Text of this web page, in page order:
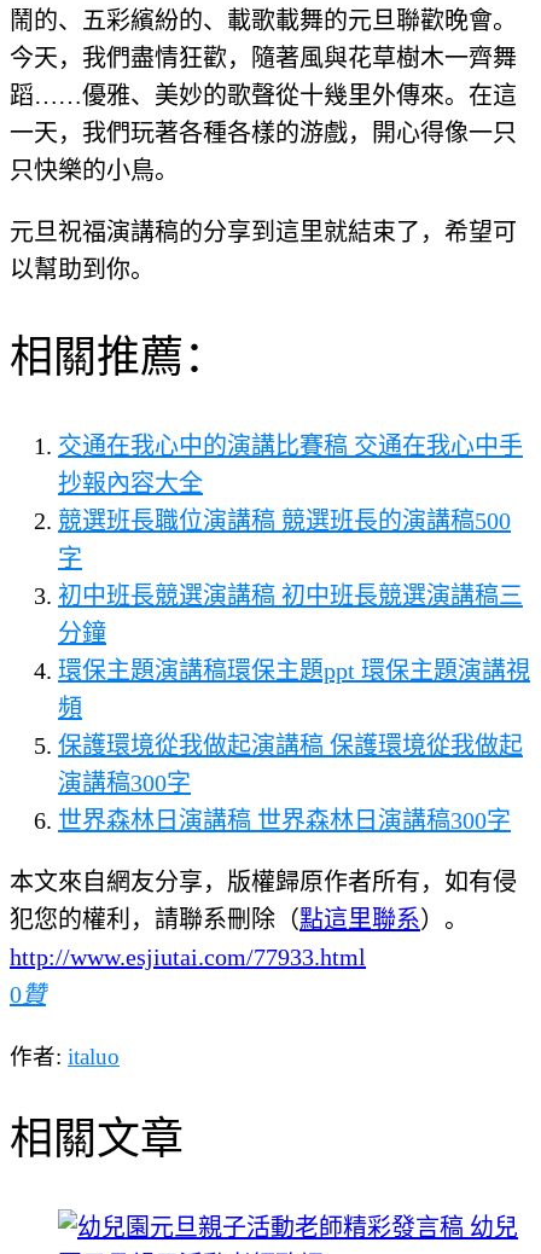
鬧的、五彩繽紛的、載歌載舞的元旦聯歡晚會。
今天，我們盡情狂歡，隨著風與花草樹木一齊舞
蹈……優雅、美妙的歌聲從十幾里外傳來。在這
一天，我們玩著各種各樣的游戲，開心得像一只
只快樂的小鳥。
元旦祝福演講稿的分享到這里就結束了，希望可
以幫助到你。
相關推薦：
交通在我心中的演講比賽稿 交通在我心中手
抄報內容大全
競選班長職位演講稿 競選班長的演講稿500
字
初中班長競選演講稿 初中班長競選演講稿三
分鐘
環保主題演講稿環保主題ppt 環保主題演講視
頻
保護環境從我做起演講稿 保護環境從我做起
演講稿300字
世界森林日演講稿 世界森林日演講稿300字
本文來自網友分享，版權歸原作者所有，如有侵
犯您的權利，請聯系刪除（點這里聯系）。
http://www.esjiutai.com/77933.html
0贊
作者: italuo
相關文章